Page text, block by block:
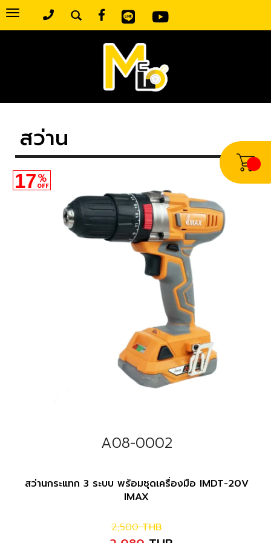
Toggle
navigation
สว่าน
17%
OFF
A08-0002
สว่านกระแทก 3 ระบบ พร้อมชุดเครื่องมือ IMDT-20V
IMAX
2,500 THB